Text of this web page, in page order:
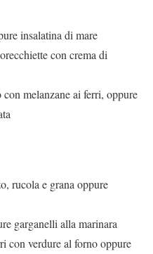
insalatina di mare
con crema di
melanzane ai ferri, oppure
rucola e grana oppure
garganelli alla marinara
con verdure al forno oppure